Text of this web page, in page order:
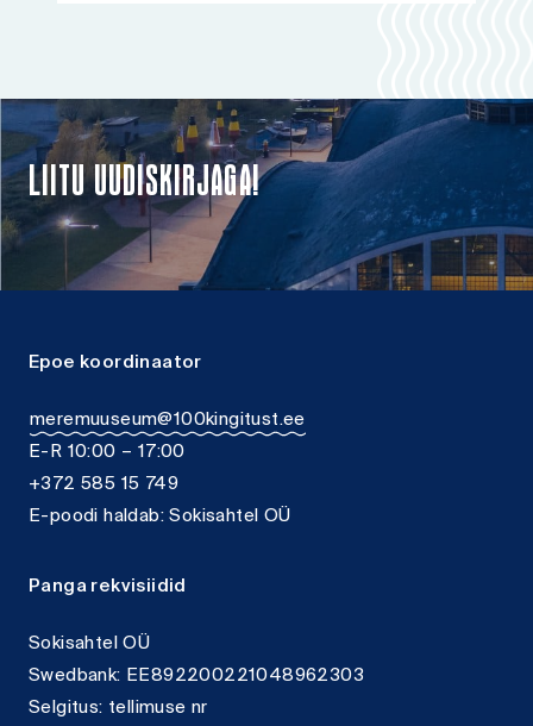
LIITU UUDISKIRJAGA!
Epoe koordinaator
meremuuseum@100kingitust.ee
E-R 10:00 – 17:00
+372 585 15 749
E-poodi haldab: Sokisahtel OÜ
Panga rekvisiidid
Sokisahtel OÜ
Swedbank: EE892200221048962303
Selgitus: tellimuse nr